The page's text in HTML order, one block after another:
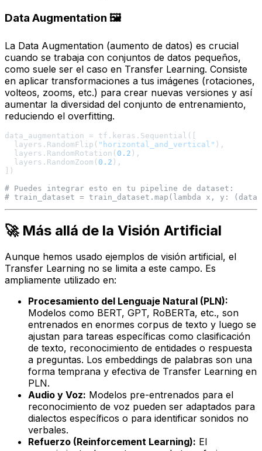
Data Augmentation 🖼️
La Data Augmentation (aumento de datos) es crucial
cuando se trabaja con conjuntos de datos pequeños,
como suele ser el caso en Transfer Learning. Consiste
en aplicar transformaciones a tus imágenes (rotaciones,
volteos, zooms, etc.) para crear nuevas versiones y así
aumentar la diversidad del conjunto de entrenamiento,
reduciendo el overfitting.
data_augmentation = tf.keras.Sequential([
  layers.RandomFlip(
"horizontal_and_vertical" ),
  layers.RandomRotation(
0.2 ),
  layers.RandomZoom(
0.2 ),
])
# Puedes integrar esto en tu pipeline de dataset:
# train_dataset = train_dataset.map(lambda x, y:
🚀 Más allá de la Visión Artificial
Aunque hemos usado ejemplos de visión artificial, el
Transfer Learning no se limita a este campo. Es
ampliamente utilizado en:
Procesamiento del Lenguaje Natural (PLN):
Modelos como BERT, GPT, RoBERTa, etc., son
entrenados en enormes corpus de texto y luego se
ajustan para tareas específicas como clasificación
de texto, reconocimiento de entidades o respuesta
a preguntas. Los embeddings de palabras son una
forma temprana y efectiva de Transfer Learning en
PLN.
Audio y Voz: Modelos pre-entrenados para el
reconocimiento de voz pueden ser adaptados para
dialectos específicos o para identificar sonidos no
verbales.
Refuerzo (Reinforcement Learning): El